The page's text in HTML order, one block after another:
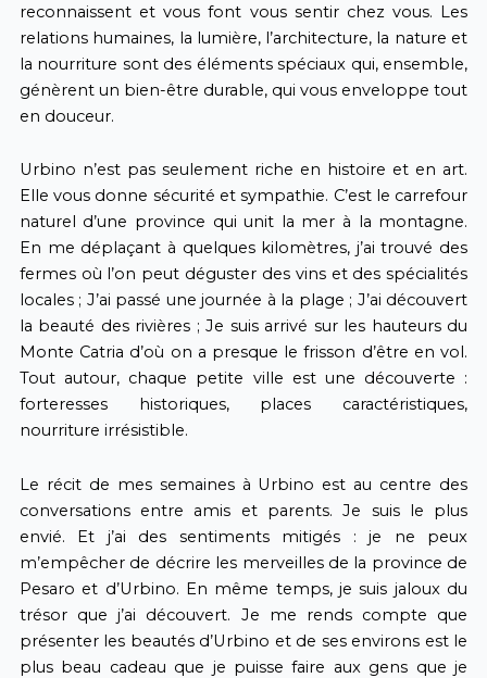
reconnaissent et vous font vous sentir chez vous. Les
relations humaines, la lumière, l’architecture, la nature et
la nourriture sont des éléments spéciaux qui, ensemble,
génèrent un bien-être durable, qui vous enveloppe tout
en douceur.
Urbino n’est pas seulement riche en histoire et en art.
Elle vous donne sécurité et sympathie. C’est le carrefour
naturel d’une province qui unit la mer à la montagne.
En me déplaçant à quelques kilomètres, j’ai trouvé des
fermes où l’on peut déguster des vins et des spécialités
locales ; J’ai passé une journée à la plage ; J’ai découvert
la beauté des rivières ; Je suis arrivé sur les hauteurs du
Monte Catria d’où on a presque le frisson d’être en vol.
Tout autour, chaque petite ville est une découverte :
forteresses historiques, places caractéristiques,
nourriture irrésistible.
Le récit de mes semaines à Urbino est au centre des
conversations entre amis et parents. Je suis le plus
envié. Et j’ai des sentiments mitigés : je ne peux
m’empêcher de décrire les merveilles de la province de
Pesaro et d’Urbino. En même temps, je suis jaloux du
trésor que j’ai découvert. Je me rends compte que
présenter les beautés d’Urbino et de ses environs est le
plus beau cadeau que je puisse faire aux gens que je